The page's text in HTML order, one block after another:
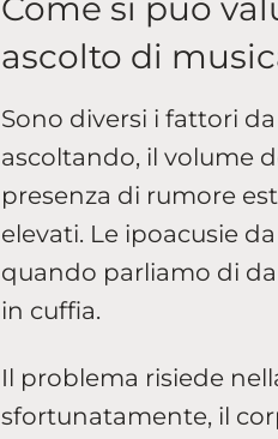
Come si può
ascolto di
Sono diversi i fattori
ascoltando, il volume
presenza di rumore
elevati. Le ipoacusie
quando parliamo di
in cuffia.
Il problema risiede
sfortunatamente, il